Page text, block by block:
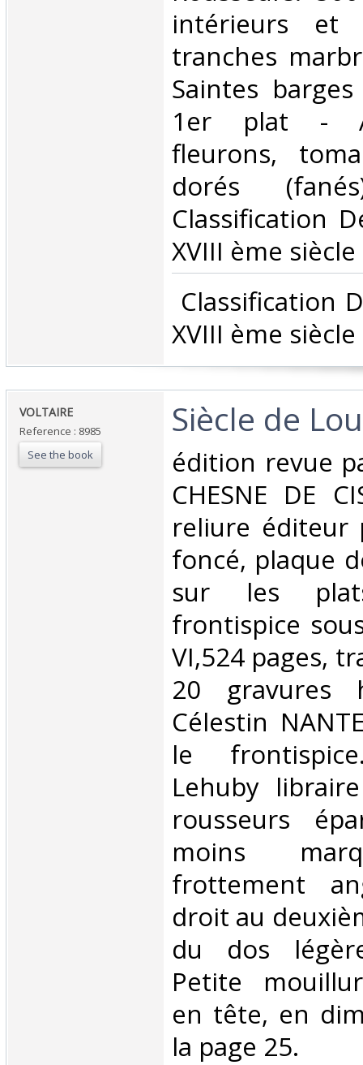
intérieurs et
tranches
Saintes
1er plat -
fleurons,
dorés
Classification
XVIII ème siècle‎
Classification
XVIII ème siècle‎
‎VOLTAIRE ‎
Reference : 8985
See the book
‎Siècle de
‎édition revue
CHESNE DE
reliure éditeur
foncé, plaque
sur les
frontispice
VI,524 pages,
20 gravures
Célestin
le
Lehuby
rousseurs
moins
frottement
droit au
du dos
Petite
en tête, en
la page 25.‎